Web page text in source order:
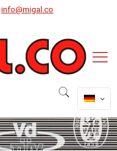
info@migal.co